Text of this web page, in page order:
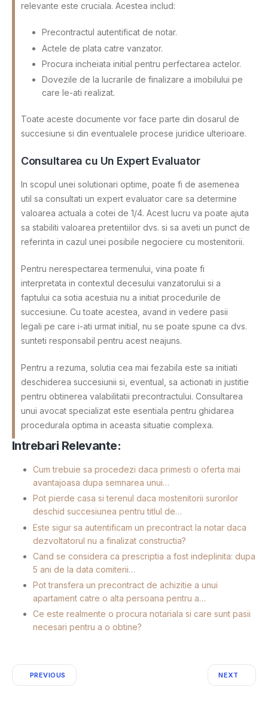
relevante este cruciala. Acestea includ:
Precontractul autentificat de notar.
Actele de plata catre vanzator.
Procura incheiata initial pentru perfectarea actelor.
Dovezile de la lucrarile de finalizare a imobilului pe
care le-ati realizat.
Toate aceste documente vor face parte din dosarul de
succesiune si din eventualele procese juridice ulterioare.
Consultarea cu Un Expert Evaluator
In scopul unei solutionari optime, poate fi de asemenea
util sa consultati un expert evaluator care sa determine
valoarea actuala a cotei de 1/4. Acest lucru va poate ajuta
sa stabiliti valoarea pretentiilor dvs. si sa aveti un punct de
referinta in cazul unei posibile negociere cu mostenitorii.
Pentru nerespectarea termenului, vina poate fi
interpretata in contextul decesului vanzatorului si a
faptului ca sotia acestuia nu a initiat procedurile de
succesiune. Cu toate acestea, avand in vedere pasii
legali pe care i-ati urmat initial, nu se poate spune ca dvs.
sunteti responsabil pentru acest neajuns.
Pentru a rezuma, solutia cea mai fezabila este sa initiati
deschiderea succesiunii si, eventual, sa actionati in justitie
pentru obtinerea valabilitatii precontractului. Consultarea
unui avocat specializat este esentiala pentru ghidarea
procedurala optima in aceasta situatie complexa.
Intrebari Relevante:
Cum trebuie sa procedezi daca primesti o oferta mai
avantajoasa dupa semnarea unui…
Pot pierde casa si terenul daca mostenitorii surorilor
deschid succesiunea pentru titlul de…
Este sigur sa autentificam un precontract la notar daca
dezvoltatorul nu a finalizat constructia?
Cand se considera ca prescriptia a fost indeplinita: dupa
5 ani de la data comiterii…
Pot transfera un precontract de achizitie a unui
apartament catre o alta persoana pentru a…
Ce este realmente o procura notariala si care sunt pasii
necesari pentru a o obtine?
PREVIOUS NEXT